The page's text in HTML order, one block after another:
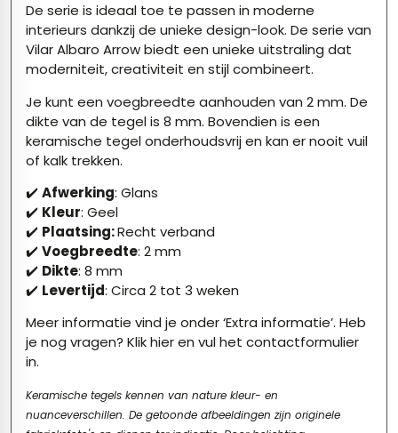
De serie is ideaal toe te passen in moderne
interieurs dankzij de unieke design-look. De serie van
Vilar Albaro Arrow biedt een unieke uitstraling dat
moderniteit, creativiteit en stijl combineert.
Je kunt een voegbreedte aanhouden van 2 mm. De
dikte van de tegel is 8 mm. Bovendien is een
keramische tegel onderhoudsvrij en kan er nooit vuil
of kalk trekken.
✔️Afwerking: Glans
✔️ Kleur: Geel
✔️ Plaatsing:Recht verband
✔️Voegbreedte: 2 mm
✔️ Dikte: 8 mm
✔️ Levertijd: Circa 2 tot 3 weken
Meer informatie vind je onder ‘Extra informatie’. Heb
je nog vragen? Klik hieren vul het contactformulier
in.
Keramische tegels kennen van nature kleur- en
nuanceverschillen. De getoonde afbeeldingen zijn originele